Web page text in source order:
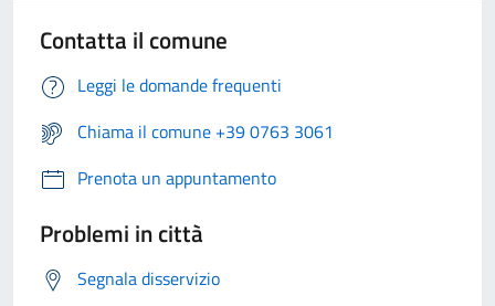
Contatta il comune
Leggi le domande frequenti
Chiama il comune +39 0763 3061
Prenota un appuntamento
Problemi in città
Segnala disservizio